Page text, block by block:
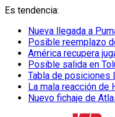
Es tendencia:
Nueva llegada a
Posible reemplazo
América recupera
Posible salida en
Tabla de posiciones
La mala reacción de
Nuevo fichaje de